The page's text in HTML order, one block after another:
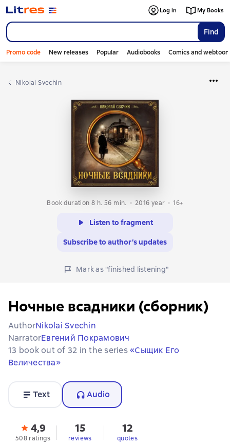
Find
Log in My Books
Promo code New releases Popular Audiobooks Comics and
Nikolai Svechin
Book duration 8 h. 56 min. 2016 year 16+
Listen to fragment
Subscribe to author’s updates
Mark as "finished listening"
Ночные всадники (сборник)
AuthorNikolai Svechin
NarratorЕвгений Покрамович
13 book out of 32 in the series«Сыщик Его
Величества»
Text Audio
4,9
508 ratings
15
reviews
12
quotes